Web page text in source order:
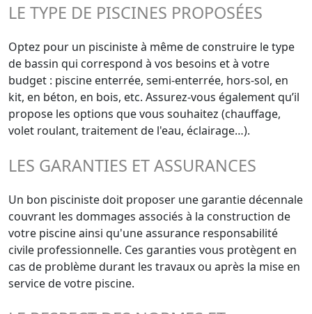
LE TYPE DE PISCINES PROPOSÉES
Optez pour un pisciniste à même de construire le type
de bassin qui correspond à vos besoins et à votre
budget : piscine enterrée, semi-enterrée, hors-sol, en
kit, en béton, en bois, etc. Assurez-vous également qu’il
propose les options que vous souhaitez (chauffage,
volet roulant, traitement de l'eau, éclairage…).
LES GARANTIES ET ASSURANCES
Un bon pisciniste doit proposer une garantie décennale
couvrant les dommages associés à la construction de
votre piscine ainsi qu'une assurance responsabilité
civile professionnelle. Ces garanties vous protègent en
cas de problème durant les travaux ou après la mise en
service de votre piscine.